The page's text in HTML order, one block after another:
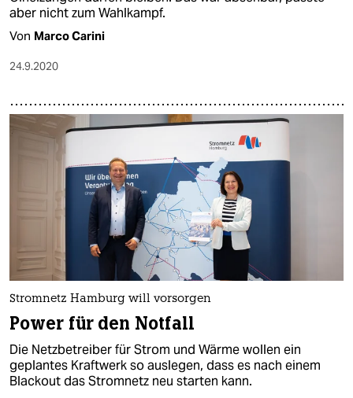
aber nicht zum Wahlkampf.
Von Marco Carini
24.9.2020
Stromnetz Hamburg will vorsorgen
Power für den Notfall
Die Netzbetreiber für Strom und Wärme wollen ein
geplantes Kraftwerk so auslegen, dass es nach einem
Blackout das Stromnetz neu starten kann.